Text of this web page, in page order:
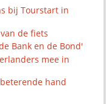
bij Tourstart in
de fiets
Bank en de Bond'
mee in
hand